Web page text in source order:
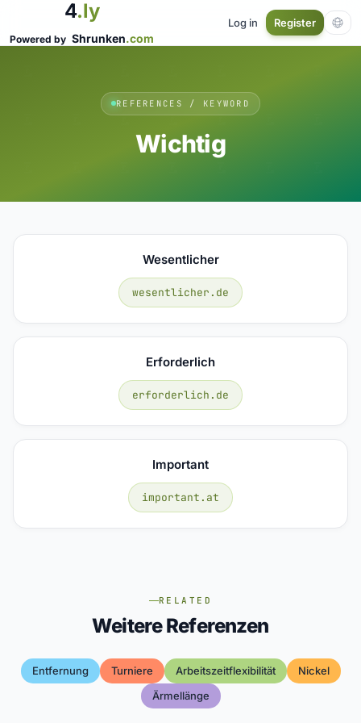
4.ly
Powered by Shrunken.com
Log in Register
REFERENCES / KEYWORD
Wichtig
Wesentlicher
wesentlicher.de
Erforderlich
erforderlich.de
Important
important.at
RELATED
Weitere Referenzen
Entfernung Turniere Arbeitszeitflexibilität
Nickel
Ärmellänge